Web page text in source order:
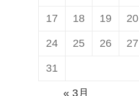
17 18 19 20
24 25 26 27
31
« 3月